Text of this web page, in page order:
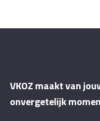
VKOZ maakt van
onvergetelijk